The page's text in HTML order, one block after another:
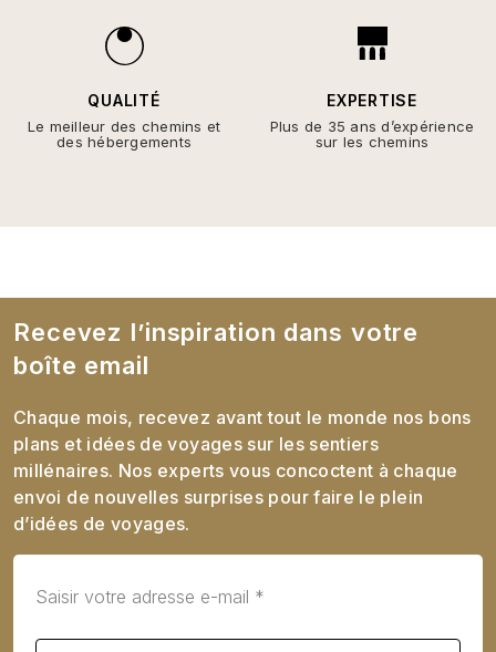
QUALITÉ
Le meilleur des chemins et
des hébergements
EXPERTISE
Plus de 35 ans d’expérience
sur les chemins
Recevez l’inspiration dans votre
boîte email
Chaque mois, recevez avant tout le monde nos bons
plans et idées de voyages sur les sentiers
millénaires. Nos experts vous concoctent à chaque
envoi de nouvelles surprises pour faire le plein
d’idées de voyages.